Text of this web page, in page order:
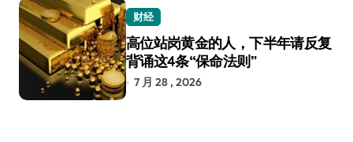
财经
高位站岗黄金的人，下半年请反复
背诵这4条“保命法则”
7 月 28 , 2026